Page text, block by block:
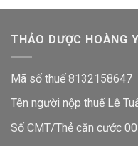
THẢO DƯỢC HOÀNG
Mã số thuế 8132158647
Tên người nộp thuế Lê
Số CMT/Thẻ căn cước